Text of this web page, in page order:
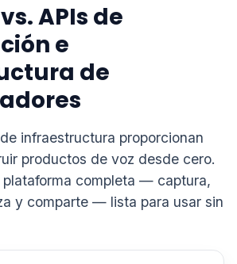
APIs de
e
de
infraestructura proporcionan
productos de voz desde cero.
plataforma completa — captura,
y comparte — lista para usar sin